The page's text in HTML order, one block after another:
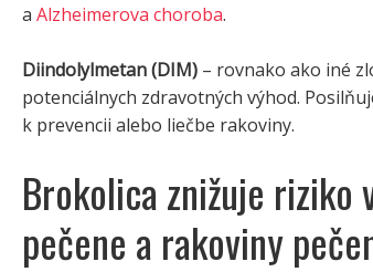
a Alzheimerova choroba.
Diindolylmetan (DIM) – rovnako ako iné
potenciálnych zdravotných výhod.
k prevencii alebo liečbe rakoviny.
Brokolica znižuje riziko
pečene a rakoviny